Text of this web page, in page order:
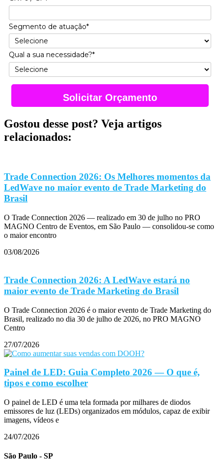
Segmento de atuação*
Qual a sua necessidade?*
Solicitar Orçamento
Gostou desse post? Veja artigos
relacionados:
Trade Connection 2026: Os Melhores momentos da
LedWave no maior evento de Trade Marketing do
Brasil
O Trade Connection 2026 — realizado em 30 de julho no PRO
MAGNO Centro de Eventos, em São Paulo — consolidou-se como
o maior encontro
03/08/2026
Trade Connection 2026: A LedWave estará no
maior evento de Trade Marketing do Brasil
O Trade Connection 2026 é o maior evento de Trade Marketing do
Brasil, realizado no dia 30 de julho de 2026, no PRO MAGNO
Centro
27/07/2026
Painel de LED: Guia Completo 2026 — O que é,
tipos e como escolher
O painel de LED é uma tela formada por milhares de diodos
emissores de luz (LEDs) organizados em módulos, capaz de exibir
imagens, vídeos e
24/07/2026
São Paulo - SP